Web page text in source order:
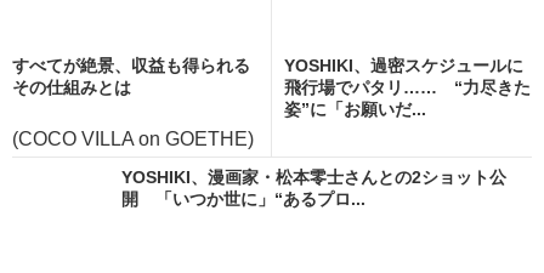
すべてが絶景、収益も得られる
その仕組みとは
(COCO VILLA on GOETHE)
YOSHIKI、過密スケジュールに
飛行場でパタリ…… “力尽きた
姿”に「お願いだ...
YOSHIKI、漫画家・松本零士さんとの2ショット公
開 「いつか世に」“あるプロ...